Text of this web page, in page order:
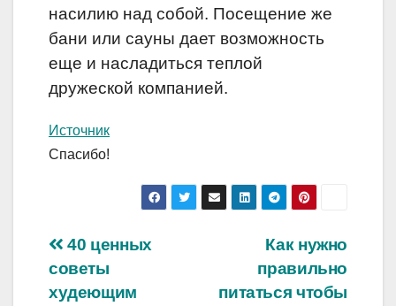
насилию над собой. Посещение же
бани или сауны дает возможность
еще и насладиться теплой
дружеской компанией.
Источник
Спасибо!
Навигация
по
Как нужно
правильно
питаться чтобы
40 ценных
советы
худеющим